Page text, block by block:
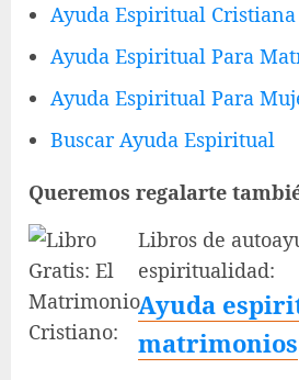
Ayuda Espiritual
Ayuda Espiritual Para
Ayuda Espiritual Para
Buscar Ayuda Espiritual
Queremos regalarte
Libros de
espiritualidad:
Ayuda
matrimonios